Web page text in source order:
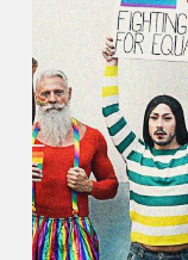
la
proposition
de
politique
sur
l’identité
de